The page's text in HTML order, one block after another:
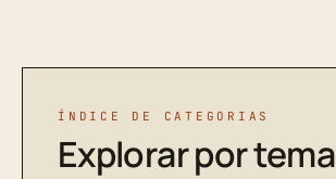
ÍNDICE DE CATEGORIAS
Explorar por tema